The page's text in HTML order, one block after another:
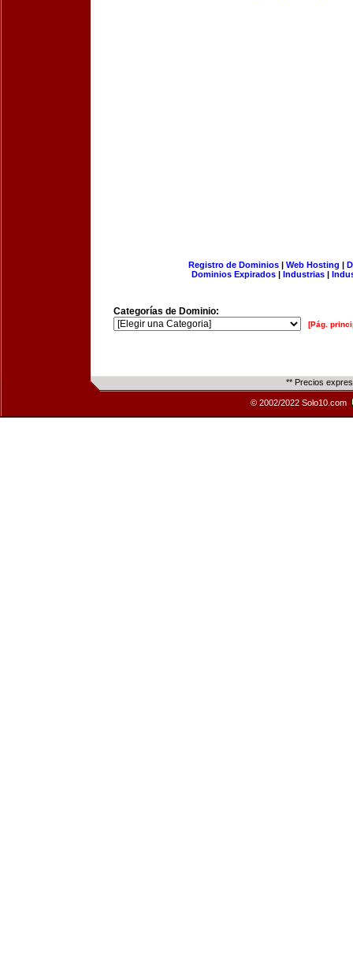
Registro de Dominios| Web Hosting |
Dominios Expirados | Industrias |
Categorías de Dominio:
[Pág.
** Precios
© 2002/2022 Solo10.com